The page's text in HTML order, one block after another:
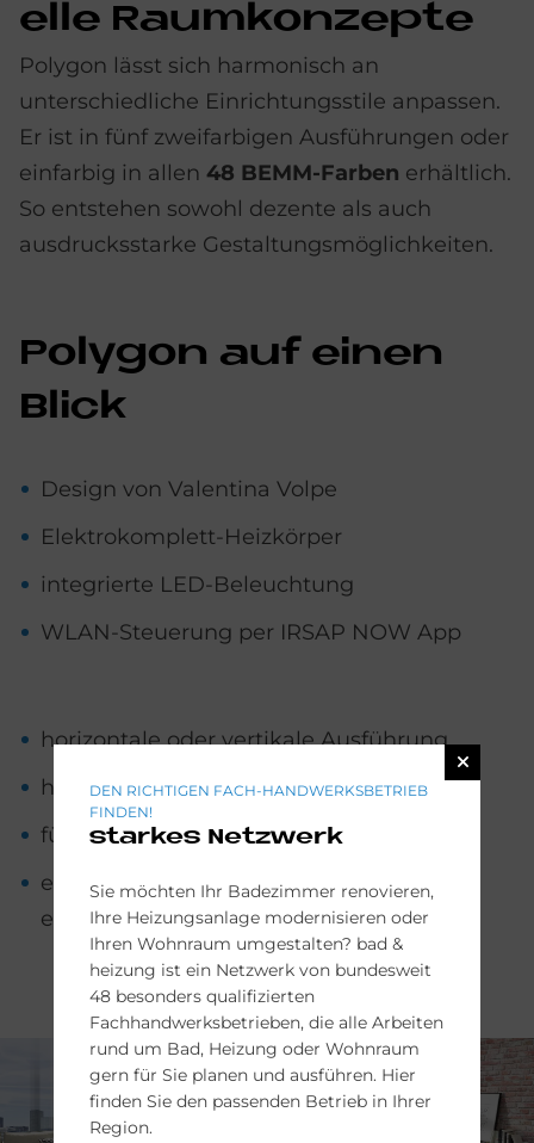
el­le Raum­kon­zep­te
Polygon lässt sich harmonisch an
unterschiedliche Einrichtungsstile anpassen.
Er ist in fünf zweifarbigen Ausführungen oder
einfarbig in allen 48 BEMM-Farben erhältlich.
So entstehen sowohl dezente als auch
ausdrucksstarke Gestaltungsmöglichkeiten.
Po­ly­gon auf einen
Bli­ck
Design von Valentina Volpe
Elektrokomplett-Heizkörper
integrierte LED-Beleuchtung
WLAN-Steuerung per IRSAP NOW App
horizontale oder vertikale Ausführung
horizontale Variante mit Ablagefläche
fünf zweifarbige Varianten
einfarbig in allen 48 BEMM-Farben
erhältlich
DEN RICHTIGEN FACH-HANDWERKSBETRIEB
FINDEN!
starkes Netzwerk
Sie möchten Ihr Badezimmer renovieren,
Ihre Heizungsanlage modernisieren oder
Ihren Wohnraum umgestalten? bad &
heizung ist ein Netzwerk von bundesweit
48 besonders qualifizierten
Fachhandwerksbetrieben, die alle Arbeiten
rund um Bad, Heizung oder Wohnraum
gern für Sie planen und ausführen. Hier
finden Sie den passenden Betrieb in Ihrer
Region.